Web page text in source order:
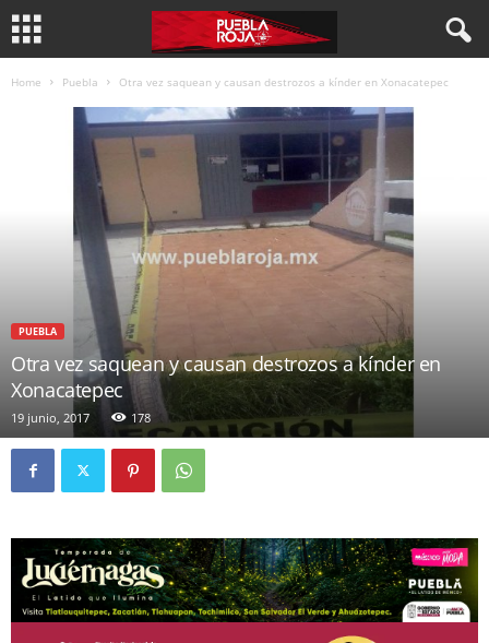
Home Puebla Otra vez saquean y causan destrozos a kínder en Xonacatepec
PUEBLA
Otra vez saquean y causan destrozos a kínder en
Xonacatepec
19 junio, 2017 178